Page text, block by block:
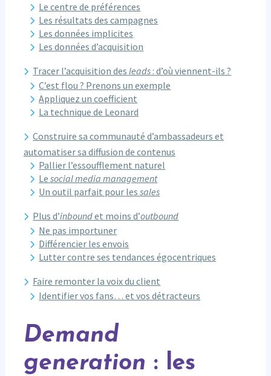
Le centre de préférences
Les résultats des campagnes
Les données implicites
Les données d’acquisition
Tracer l’acquisition desleads : d’où viennent-ils ?
C’est flou ? Prenons un exemple
Appliquez un coefficient
La technique de Leonard
Construire sa communauté d’ambassadeurs et
automatiser sa diffusion de contenus
Pallier l’essoufflement naturel
Lesocial media management
Un outil parfait pour lessales
Plus d’inboundet moins d’outbound
Ne pas importuner
Différencier les envois
Lutter contre ses tendances égocentriques
Faire remonter la voix du client
Identifier vos fans… et vos détracteurs
Demand
generation : les